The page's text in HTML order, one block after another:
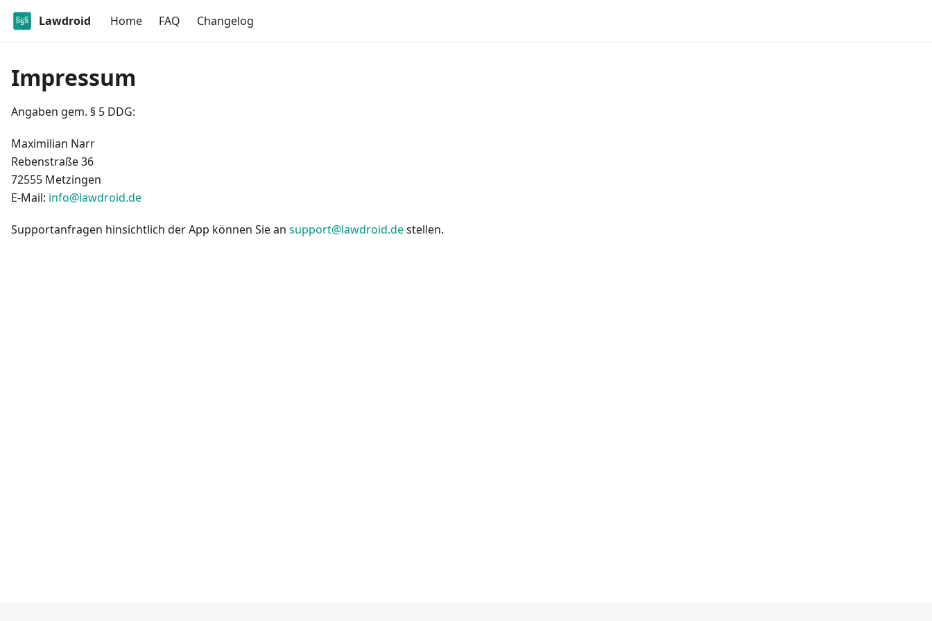
Lawdroid Home FAQ Changelog
Impressum
Angaben gem. § 5 DDG:
Maximilian Narr
Rebenstraße 36
72555 Metzingen
E-Mail: info@lawdroid.de
Supportanfragen hinsichtlich der App können Sie an support@lawdroid.destellen.